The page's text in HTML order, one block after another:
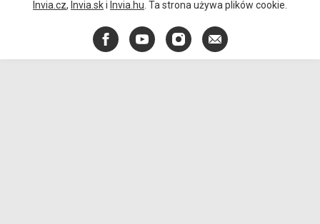
Invia.cz, Invia.ski Invia.hu . Ta strona używa plików cookie.
FacebookYouTubeInstagram
E-
mail